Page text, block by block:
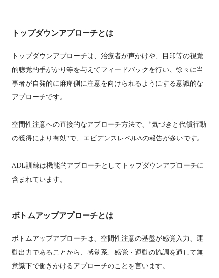
トップダウンアプローチとは
トップダウンアプローチは、治療者が声かけや、目印等の視覚
的聴覚的手がかり等を与えてフィードバックを行い、徐々に当
事者が自発的に麻痺側に注意を向けられるようにする意識的な
アプローチです。
空間性注意への直接的なアプローチ方法で、“気づきと代償行動
の獲得により有効”で、エビデンスレベルAの報告が多いです。
ADL訓練は機能的アプローチとしてトップダウンアプローチに
含まれています。
ボトムアップアプローチとは
ボトムアップアプローチは、空間性注意の基盤が感覚入力、運
動出力であることから、感覚系、感覚・運動の協調を通して無
意識下で働きかけるアプローチのことを言います。